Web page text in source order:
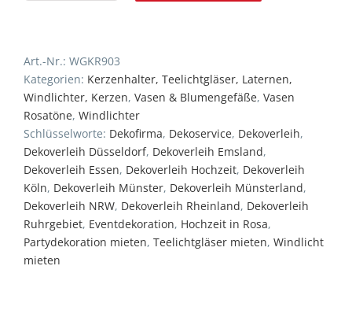
ROSANNA
1
Hellrosa
Menge
Art.-Nr.: WGKR903
Kategorien: Kerzenhalter, Teelichtgläser, Laternen,
Windlichter, Kerzen, Vasen & Blumengefäße, Vasen
Rosatöne, Windlichter
Schlüsselworte: Dekofirma, Dekoservice, Dekoverleih,
Dekoverleih Düsseldorf, Dekoverleih Emsland,
Dekoverleih Essen, Dekoverleih Hochzeit, Dekoverleih
Köln, Dekoverleih Münster, Dekoverleih Münsterland,
Dekoverleih NRW, Dekoverleih Rheinland, Dekoverleih
Ruhrgebiet, Eventdekoration, Hochzeit in Rosa,
Partydekoration mieten, Teelichtgläser mieten, Windlicht
mieten